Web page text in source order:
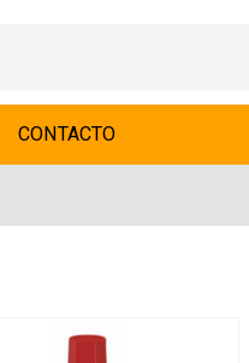
CONTACTO